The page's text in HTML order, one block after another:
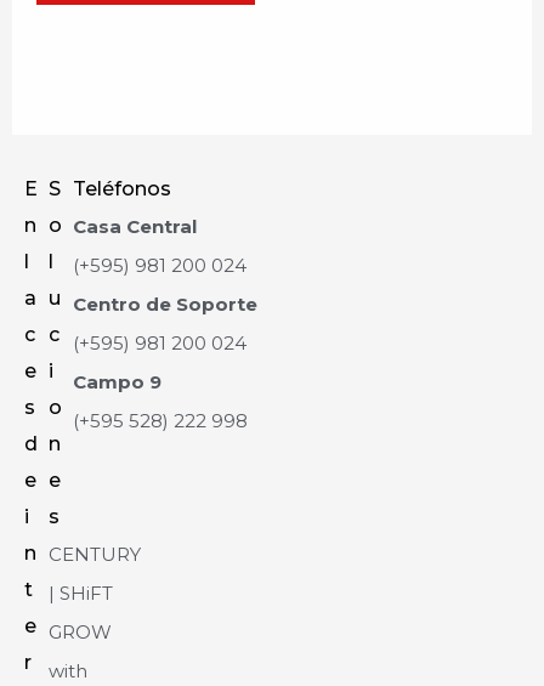
E
n
a
c
e
s
d
e
i
n
t
e
r
S
o
u
c
i
o
n
e
s
CENTURY
| SHiFT
GROW
with
Teléfonos
Casa Central
(+595) 981 200 024
Centro de Soporte
(+595) 981 200 024
Campo 9
(+595 528) 222 998